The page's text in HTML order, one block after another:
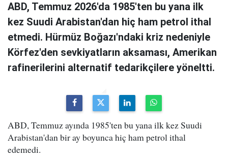
ABD, Temmuz 2026'da 1985'ten bu yana ilk
kez Suudi Arabistan'dan hiç ham petrol ithal
etmedi. Hürmüz Boğazı'ndaki kriz nedeniyle
Körfez'den sevkiyatların aksaması, Amerikan
rafinerilerini alternatif tedarikçilere yöneltti.
ABD, Temmuz ayında 1985'ten bu yana ilk kez Suudi
Arabistan'dan bir ay boyunca hiç ham petrol ithal
edemedi.